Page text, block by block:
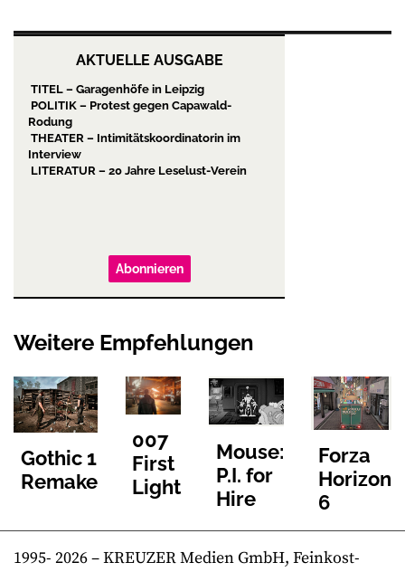
AKTUELLE AUSGABE
TITEL – Garagenhöfe in Leipzig
POLITIK – Protest gegen Capawald-
Rodung
THEATER – Intimitätskoordinatorin im
Interview
LITERATUR – 20 Jahre Leselust-Verein
Abonnieren
Weitere Empfehlungen
Gothic 1
Remake
007
First
Light
Mouse:
P.I. for
Hire
Forza
Horizon
6
1995- 2026– KREUZER Medien GmbH, Feinkost-